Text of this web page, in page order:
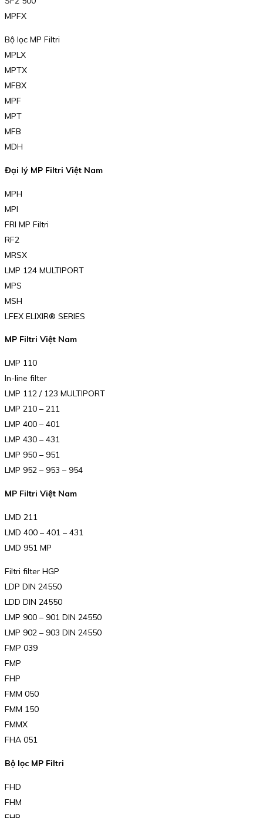
MPFX
Bộ lọc MP Filtri
MPLX
MPTX
MFBX
MPF
MPT
MFB
MDH
Đại lý MP Filtri Việt Nam
MPH
MPI
FRI MP Filtri
RF2
MRSX
LMP 124 MULTIPORT
MPS
MSH
LFEX ELIXIR® SERIES
MP Filtri Việt Nam
LMP 110
In-line filter
LMP 112 / 123 MULTIPORT
LMP 210 – 211
LMP 400 – 401
LMP 430 – 431
LMP 950 – 951
LMP 952 – 953 – 954
MP Filtri Việt Nam
LMD 211
LMD 400 – 401 – 431
LMD 951 MP
Filtri filter HGP
LDP DIN 24550
LDD DIN 24550
LMP 900 – 901 DIN 24550
LMP 902 – 903 DIN 24550
FMP 039
FMP
FHP
FMM 050
FMM 150
FMMX
FHA 051
Bộ lọc MP Filtri
FHD
FHM